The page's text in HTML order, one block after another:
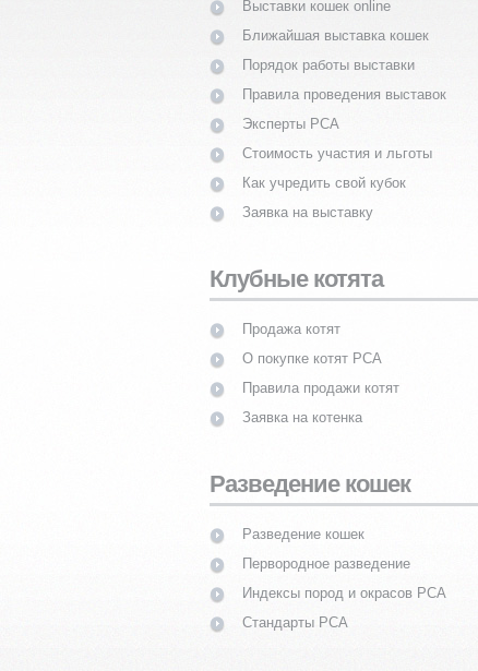
Выставки кошек online
Ближайшая выставка кошек
Порядок работы выставки
Правила проведения выставок
Эксперты PCA
Стоимость участия и льготы
Как учредить свой кубок
Заявка на выставку
Клубные котята
Продажа котят
О покупке котят PCA
Правила продажи котят
Заявка на котенка
Разведение кошек
Разведение кошек
Первородное разведение
Индексы пород и окрасов PCA
Стандарты PCA